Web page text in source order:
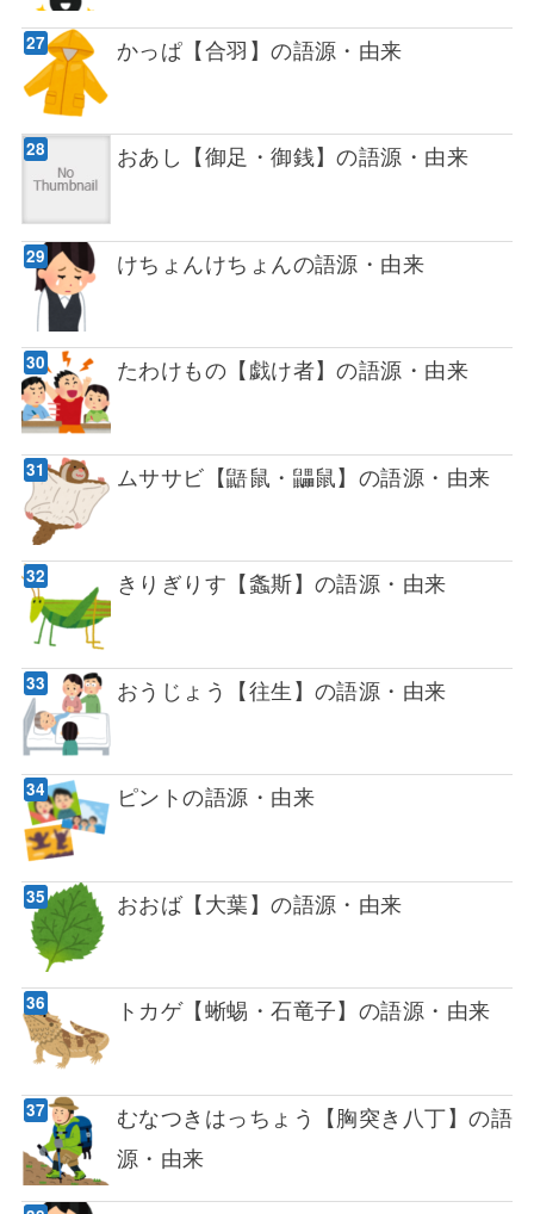
かっぱ【合羽】の語源・由来
おあし【御足・御銭】の語源・由来
けちょんけちょんの語源・由来
たわけもの【戯け者】の語源・由来
ムササビ【鼯鼠・鼺鼠】の語源・由来
きりぎりす【螽斯】の語源・由来
おうじょう【往生】の語源・由来
ピントの語源・由来
おおば【大葉】の語源・由来
トカゲ【蜥蜴・石竜子】の語源・由来
むなつきはっちょう【胸突き八丁】の語
源・由来